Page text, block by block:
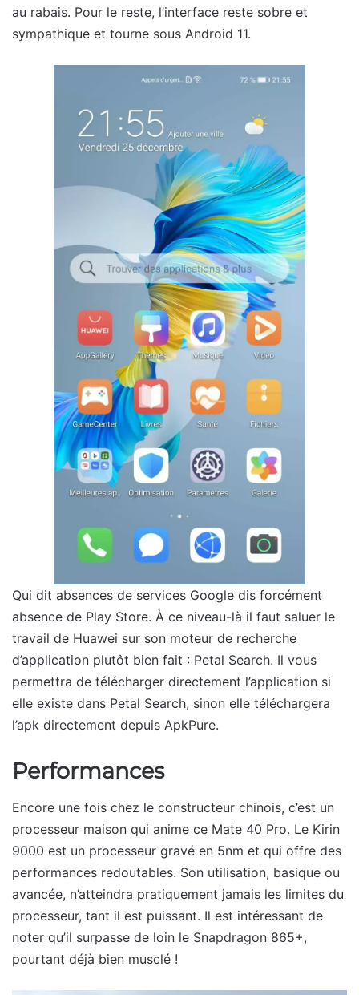
au rabais. Pour le reste, l’interface reste sobre et
sympathique et tourne sous Android 11.
Qui dit absences de services Google dis forcément
absence de Play Store. À ce niveau-là il faut saluer le
travail de Huawei sur son moteur de recherche
d’application plutôt bien fait : Petal Search. Il vous
permettra de télécharger directement l’application si
elle existe dans Petal Search, sinon elle téléchargera
l’apk directement depuis ApkPure.
Performances
Encore une fois chez le constructeur chinois, c’est un
processeur maison qui anime ce Mate 40 Pro. Le Kirin
9000 est un processeur gravé en 5nm et qui offre des
performances redoutables. Son utilisation, basique ou
avancée, n’atteindra pratiquement jamais les limites du
processeur, tant il est puissant. Il est intéressant de
noter qu’il surpasse de loin le Snapdragon 865+,
pourtant déjà bien musclé !